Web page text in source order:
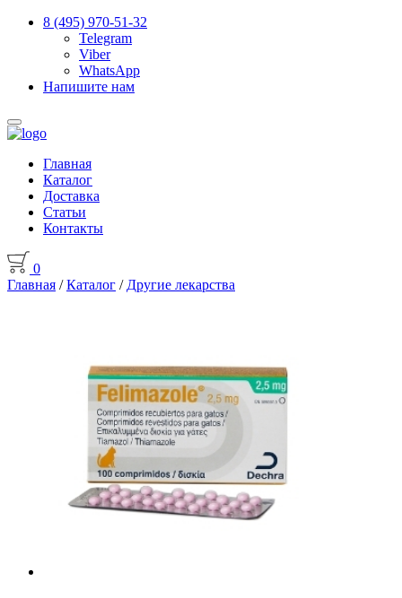
8 (495) 970-51-32
Telegram
Viber
WhatsApp
Напишите нам
Главная
Каталог
Доставка
Статьи
Контакты
0
Главная /Каталог / Другие лекарства